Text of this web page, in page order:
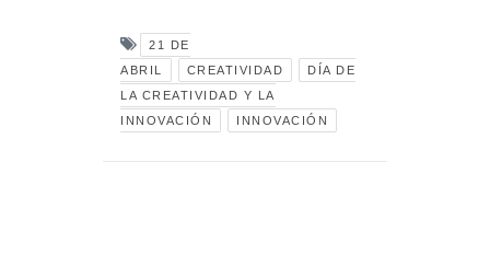
21 DE
ABRIL
CREATIVIDAD
DÍA DE
LA CREATIVIDAD Y LA
INNOVACIÓN
INNOVACIÓN